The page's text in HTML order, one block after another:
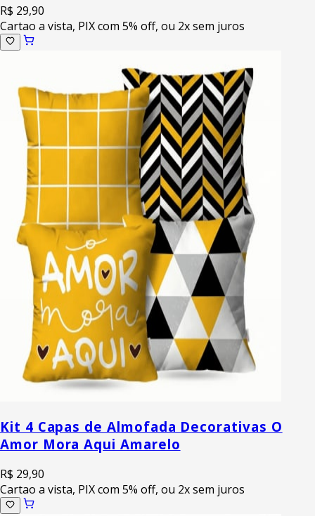
R$ 29,90
Cartao a vista, PIX com 5% off, ou 2x sem juros
Kit 4 Capas de Almofada Decorativas O
Amor Mora Aqui Amarelo
R$ 29,90
Cartao a vista, PIX com 5% off, ou 2x sem juros